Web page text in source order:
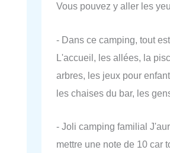
Vous pouvez y aller les
- Dans ce camping, tout
L'accueil, les allées, la
arbres, les jeux pour
les chaises du bar, les
- Joli camping familial
mettre une note de 10 car